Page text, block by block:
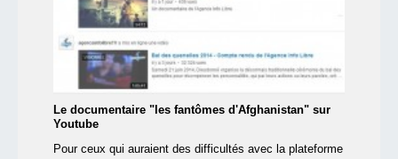
Le documentaire "les fantômes d'Afghanistan" sur
Youtube
Pour ceux qui auraient des difficultés avec la plateforme